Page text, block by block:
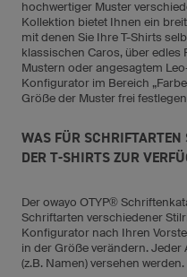
hochwertiger Muster
Kollektion bietet Ihnen ein
mit denen Sie Ihre T-Shirts
klassischen Caros, über edles
Mustern oder angesagtem
Konfigurator im Bereich
Größe der Muster frei
WAS FÜR SCHRIFTARTEN
DER T-SHIRTS ZUR
Der owayo OTYP®
Schriftarten verschiedener
Konfigurator nach Ihren
in der Größe verändern. Jeder
(z.B. Namen) versehen werden.